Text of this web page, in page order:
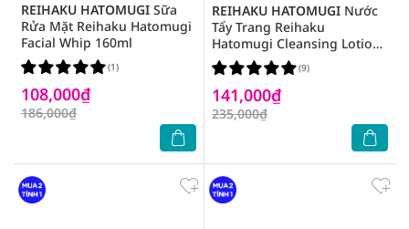
REIHAKU HATOMUGI Sữa
Rửa Mặt Reihaku Hatomugi
Facial Whip 160ml
108,000₫
186,000₫
(1)
REIHAKU HATOMUGI Nước
Tẩy Trang Reihaku
Hatomugi Cleansing Lotion
500ml
141,000₫
235,000₫
(9)